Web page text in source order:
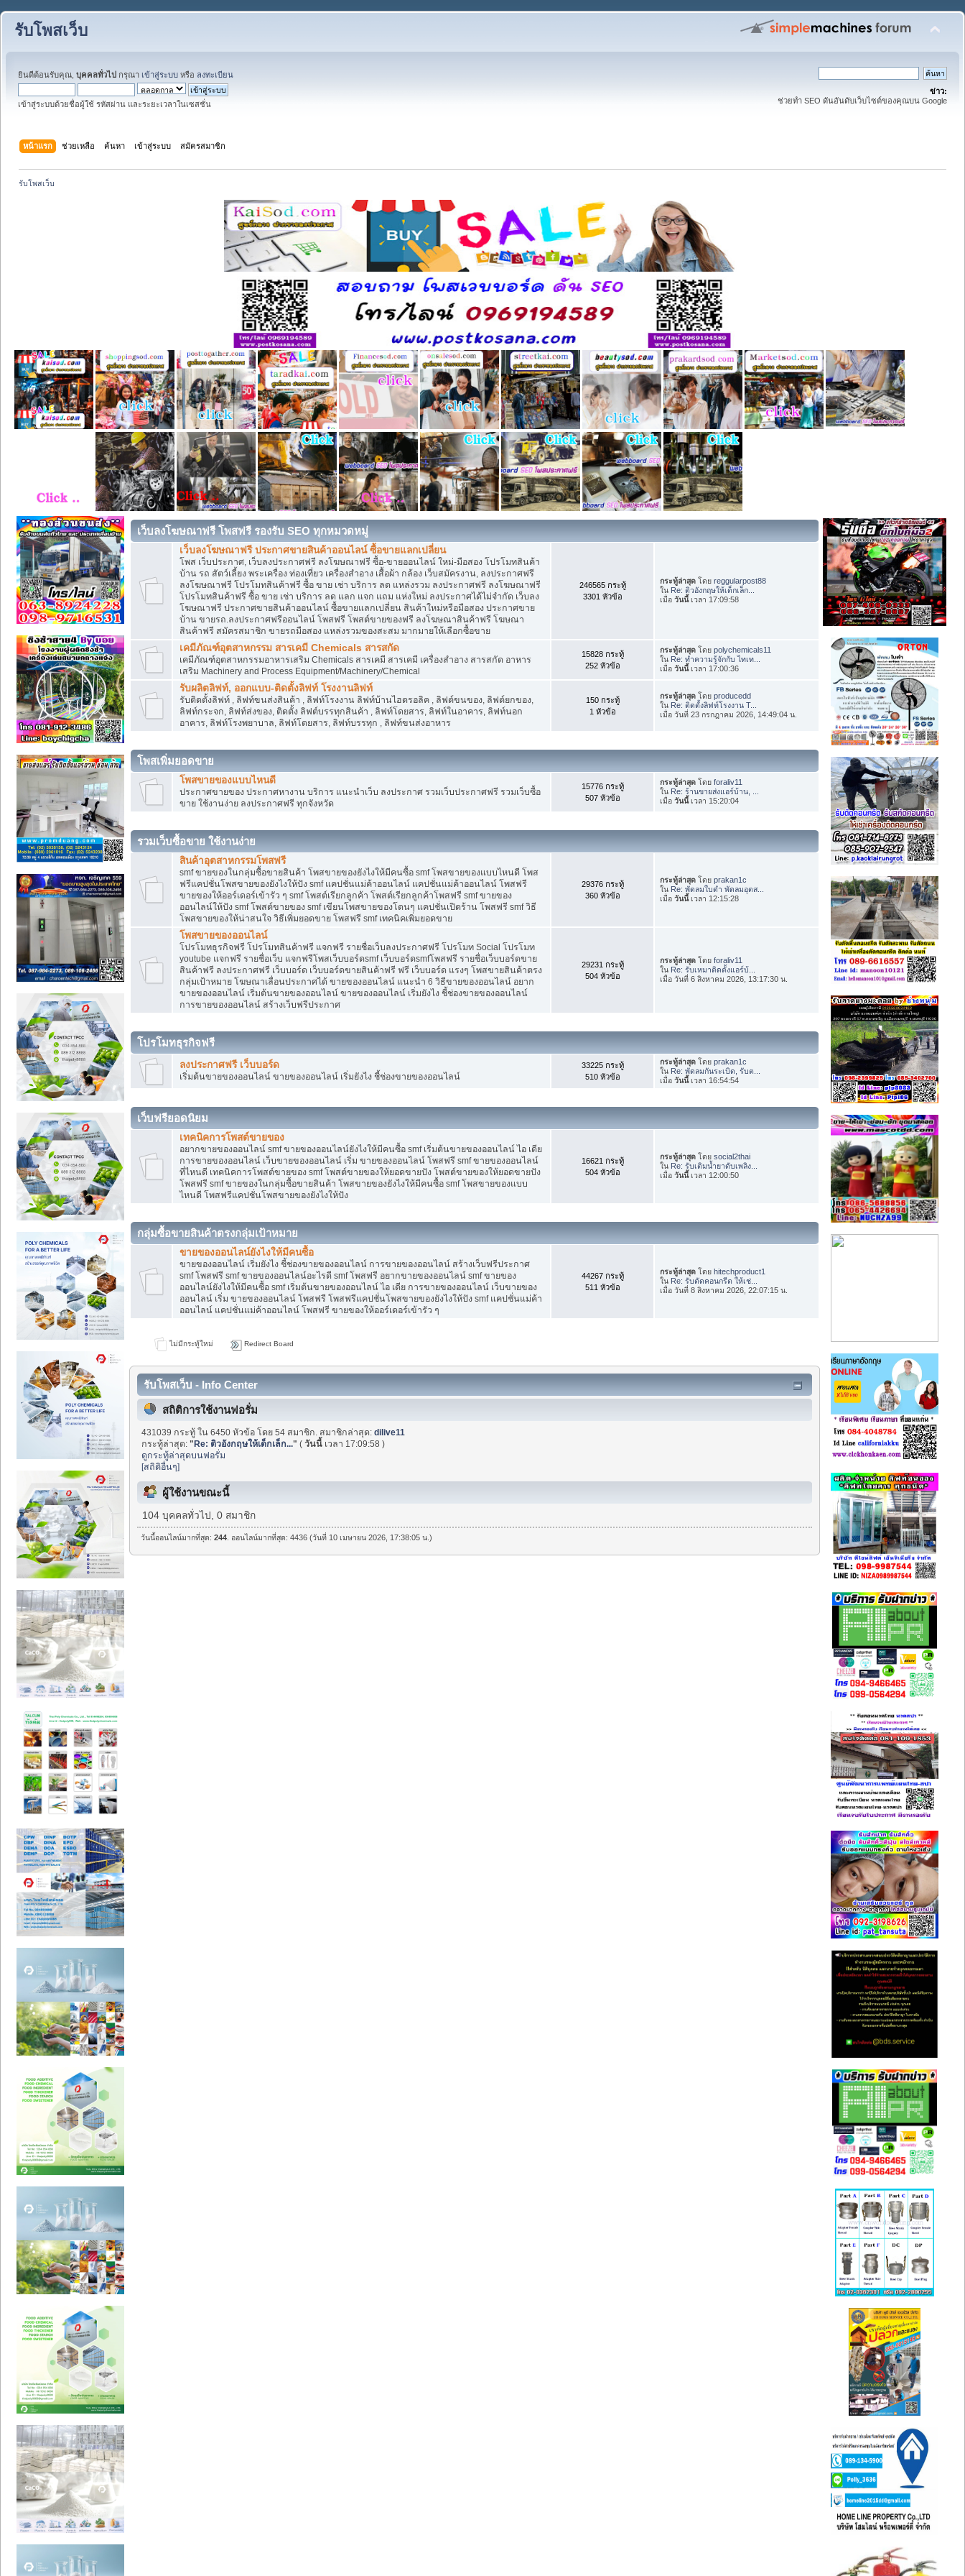
รับโพสเว็บ
ยินดีต้อนรับคุณ, บุคคลทั่วไป กรุณา เข้าสู่ระบบ หรือ ลงทะเบียน
เข้าสู่ระบบด้วยชื่อผู้ใช้ รหัสผ่าน และระยะเวลาในเซสชั่น
ข่าว:
ช่วยทำ SEO ดันอันดับเว็บไซต์ของคุณบน Google
หน้าแรก ช่วยเหลือ ค้นหา เข้าสู่ระบบ สมัครสมาชิก
รับโพสเว็บ
เว็บลงโฆษณาฟรี โพสฟรี รองรับ SEO ทุกหมวดหมู่
เว็บลงโฆษณาฟรี ประกาศขายสินค้าออนไลน์ ซื้อขายแลกเปลี่ยน
โพส เว็บประกาศ, เว็บลงประกาศฟรี ลงโฆษณาฟรี ซื้อ-ขายออนไลน์ ใหม่-มือสอง โปรโมทสินค้า
บ้าน รถ สัตว์เลี้ยง พระเครื่อง ท่องเที่ยว เครื่องสำอาง เสื้อผ้า กล้อง เว็บสมัครงาน, ลงประกาศฟรี
ลงโฆษณาฟรี โปรโมทสินค้าฟรี ซื้อ ขาย เช่า บริการ ลด แหล่งรวม ลงประกาศฟรี ลงโฆษณาฟรี
โปรโมทสินค้าฟรี ซื้อ ขาย เช่า บริการ ลด แลก แจก แถม แห่งใหม่ ลงประกาศได้ไม่จำกัด เว็บลง
โฆษณาฟรี ประกาศขายสินค้าออนไลน์ ซื้อขายแลกเปลี่ยน สินค้าใหม่หรือมือสอง ประกาศขาย
บ้าน ขายรถ.ลงประกาศฟรีออนไลน์ โพสฟรี โพสต์ขายของฟรี ลงโฆษณาสินค้าฟรี โฆษณา
สินค้าฟรี สมัครสมาชิก ขายรถมือสอง แหล่งรวมของสะสม มากมายให้เลือกซื้อขาย
246565 กระทู้
3301 หัวข้อ
กระทู้ล่าสุด โดยreggularpost88
ใน Re: ติวอังกฤษให้เด็กเล็ก...
เมื่อวันนี้เวลา 17:09:58
เคมีภัณฑ์อุตสาหกรรม สารเคมี Chemicals สารสกัด
เคมีภัณฑ์อุตสาหกรรมอาหารเสริม Chemicals สารเคมี สารเคมี เครื่องสำอาง สารสกัด อาหาร
เสริม Machinery and Process Equipment/Machinery/Chemical
15828 กระทู้
252 หัวข้อ
กระทู้ล่าสุด โดยpolychemicals11
ใน Re: ทำความรู้จักกับ ไทเท...
เมื่อวันนี้เวลา 17:00:36
รับผลิตลิฟท์, ออกแบบ-ติดตั้งลิฟท์ โรงงานลิฟท์
รับติดตั้งลิฟท์ , ลิฟท์ขนส่งสินค้า , ลิฟท์โรงงาน ลิฟท์บ้านไฮดรอลิค , ลิฟต์ขนของ, ลิฟต์ยกของ,
ลิฟท์กระจก, ลิฟท์ส่งของ, ติดตั้ง ลิฟต์บรรทุกสินค้า , ลิฟท์โดยสาร, ลิฟท์ในอาคาร, ลิฟท์นอก
อาคาร, ลิฟท์โรงพยาบาล, ลิฟท์โดยสาร, ลิฟท์บรรทุก , ลิฟท์ขนส่งอาหาร
150 กระทู้
1 หัวข้อ
กระทู้ล่าสุด โดยproducedd
ใน Re: ติดตั้งลิฟท์โรงงาน T...
เมื่อ วันที่ 23 กรกฎาคม 2026, 14:49:04 น.
โพสเพิ่มยอดขาย
โพสขายของแบบไหนดี
ประกาศขายของ ประกาศหางาน บริการ แนะนำเว็บ ลงประกาศ รวมเว็บประกาศฟรี รวมเว็บซื้อ
ขาย ใช้งานง่าย ลงประกาศฟรี ทุกจังหวัด
15776 กระทู้
507 หัวข้อ
กระทู้ล่าสุด โดยforaliv11
ใน Re: ร้านขายส่งแอร์บ้าน, ...
เมื่อวันนี้เวลา 15:20:04
รวมเว็บซื้อขาย ใช้งานง่าย
สินค้าอุตสาหกรรมโพสฟรี
smf ขายของในกลุ่มซื้อขายสินค้า โพสขายของยังไงให้มีคนซื้อ smf โพสขายของแบบไหนดี โพส
ฟรีแคปชั่นโพสขายของยังไงให้ปัง smf แคปชั่นแม่ค้าออนไลน์ แคปชั่นแม่ค้าออนไลน์ โพสฟรี
ขายของให้ออร์เดอร์เข้ารัว ๆ smf โพสต์เรียกลูกค้า โพสต์เรียกลูกค้าโพสฟรี smf ขายของ
ออนไลน์ให้ปัง smf โพสต์ขายของ smf เขียนโพสขายของโดนๆ แคปชั่นเปิดร้าน โพสฟรี smf วิธี
โพสขายของให้น่าสนใจ วิธีเพิ่มยอดขาย โพสฟรี smf เทคนิคเพิ่มยอดขาย
29376 กระทู้
360 หัวข้อ
กระทู้ล่าสุด โดยprakan1c
ใน Re: พัดลมใบดำ พัดลมอุตส...
เมื่อวันนี้เวลา 12:15:28
โพสขายของออนไลน์
โปรโมทธุรกิจฟรี โปรโมทสินค้าฟรี แจกฟรี รายชื่อเว็บลงประกาศฟรี โปรโมท Social โปรโมท
youtube แจกฟรี รายชื่อเว็บ แจกฟรีโพสเว็บบอร์ดsmf เว็บบอร์ดsmfโพสฟรี รายชื่อเว็บบอร์ดขาย
สินค้าฟรี ลงประกาศฟรี เว็บบอร์ด เว็บบอร์ดขายสินค้าฟรี ฟรี เว็บบอร์ด แรงๆ โพสขายสินค้าตรง
กลุ่มเป้าหมาย โฆษณาเลื่อนประกาศได้ ขายของออนไลน์ แนะนำ 6 วิธีขายของออนไลน์ อยาก
ขายของออนไลน์ เริ่มต้นขายของออนไลน์ ขายของออนไลน์ เริ่มยังไง ชี้ช่องขายของออนไลน์
การขายของออนไลน์ สร้างเว็บฟรีประกาศ
29231 กระทู้
504 หัวข้อ
กระทู้ล่าสุด โดยforaliv11
ใน Re: รับเหมาติดตั้งแอร์บ้...
เมื่อ วันที่ 6 สิงหาคม 2026, 13:17:30 น.
โปรโมทธุรกิจฟรี
ลงประกาศฟรี เว็บบอร์ด
เริ่มต้นขายของออนไลน์ ขายของออนไลน์ เริ่มยังไง ชี้ช่องขายของออนไลน์
33225 กระทู้
510 หัวข้อ
กระทู้ล่าสุด โดยprakan1c
ใน Re: พัดลมกันระเบิด, รับต...
เมื่อวันนี้เวลา 16:54:54
เว็บฟรียอดนิยม
เทคนิคการโพสต์ขายของ
อยากขายของออนไลน์ smf ขายของออนไลน์ยังไงให้มีคนซื้อ smf เริ่มต้นขายของออนไลน์ ไอ เดีย
การขายของออนไลน์ เว็บขายของออนไลน์ เริ่ม ขายของออนไลน์ โพสฟรี smf ขายของออนไลน์
ที่ไหนดี เทคนิคการโพสต์ขายของ smf โพสต์ขายของให้ยอดขายปัง โพสต์ขายของให้ยอดขายปัง
โพสฟรี smf ขายของในกลุ่มซื้อขายสินค้า โพสขายของยังไงให้มีคนซื้อ smf โพสขายของแบบ
ไหนดี โพสฟรีแคปชั่นโพสขายของยังไงให้ปัง
16621 กระทู้
504 หัวข้อ
กระทู้ล่าสุด โดยsocial2thai
ใน Re: รับเติมน้ำยาดับเพลิง...
เมื่อวันนี้เวลา 12:00:50
กลุ่มซื้อขายสินค้าตรงกลุ่มเป้าหมาย
ขายของออนไลน์ยังไงให้มีคนซื้อ
ขายของออนไลน์ เริ่มยังไง ชี้ช่องขายของออนไลน์ การขายของออนไลน์ สร้างเว็บฟรีประกาศ
smf โพสฟรี smf ขายของออนไลน์อะไรดี smf โพสฟรี อยากขายของออนไลน์ smf ขายของ
ออนไลน์ยังไงให้มีคนซื้อ smf เริ่มต้นขายของออนไลน์ ไอ เดีย การขายของออนไลน์ เว็บขายของ
ออนไลน์ เริ่ม ขายของออนไลน์ โพสฟรี โพสฟรีแคปชั่นโพสขายของยังไงให้ปัง smf แคปชั่นแม่ค้า
ออนไลน์ แคปชั่นแม่ค้าออนไลน์ โพสฟรี ขายของให้ออร์เดอร์เข้ารัว ๆ
44267 กระทู้
511 หัวข้อ
กระทู้ล่าสุด โดยhitechproduct1
ใน Re: รับตัดคอนกรีต ให้เช่...
เมื่อ วันที่ 8 สิงหาคม 2026, 22:07:15 น.
ไม่มีกระทู้ใหม่ Redirect Board
รับโพสเว็บ - Info Center
สถิติการใช้งานฟอรั่ม
431039 กระทู้ ใน 6450 หัวข้อ โดย 54 สมาชิก. สมาชิกล่าสุด:dilive11
กระทู้ล่าสุด:"Re: ติวอังกฤษให้เด็กเล็ก..." (วันนี้ เวลา 17:09:58 )
ดูกระทู้ล่าสุดบนฟอรั่ม
[สถิติอื่นๆ]
ผู้ใช้งานขณะนี้
104 บุคคลทั่วไป, 0 สมาชิก
วันนี้ออนไลน์มากที่สุด:244 . ออนไลน์มากที่สุด: 4436 (วันที่ 10 เมษายน 2026, 17:38:05 น.)